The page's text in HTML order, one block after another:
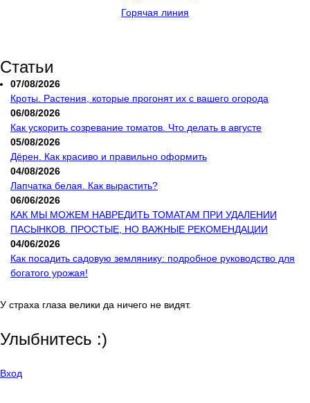
Горячая линия
Статьи
07/08/2026
Кроты. Растения, которые прогонят их с вашего огорода
06/08/2026
Как ускорить созревание томатов. Что делать в августе
05/08/2026
Дёрен. Как красиво и правильно оформить
04/08/2026
Лапчатка белая. Как вырастить?
06/06/2026
КАК МЫ МОЖЕМ НАВРЕДИТЬ ТОМАТАМ ПРИ УДАЛЕНИИ
ПАСЫНКОВ. ПРОСТЫЕ, НО ВАЖНЫЕ РЕКОМЕНДАЦИИ
04/06/2026
Как посадить садовую землянику: подробное руководство для
богатого урожая!
У страха глаза велики да ничего не видят.
Улыбнитесь :)
Вход